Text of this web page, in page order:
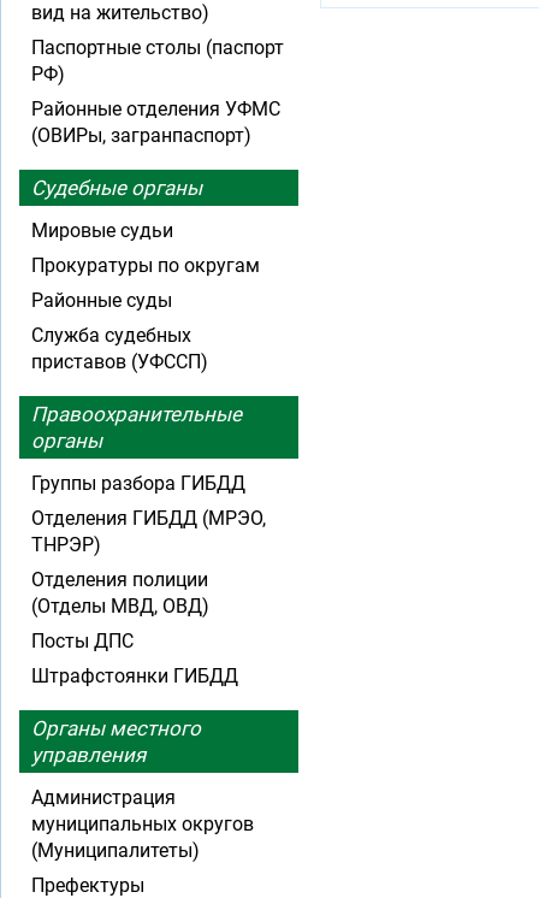
вид на жительство)
Паспортные столы (паспорт
РФ)
Районные отделения УФМС
(ОВИРы, загранпаспорт)
Судебные органы
Мировые судьи
Прокуратуры по округам
Районные суды
Служба судебных
приставов (УФССП)
Правоохранительные
органы
Группы разбора ГИБДД
Отделения ГИБДД (МРЭО,
ТНРЭР)
Отделения полиции
(Отделы МВД, ОВД)
Посты ДПС
Штрафстоянки ГИБДД
Органы местного
управления
Администрация
муниципальных округов
(Муниципалитеты)
Префектуры